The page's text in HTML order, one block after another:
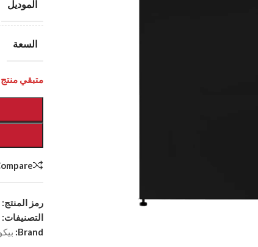
الموديل
السعة
متبقي
رمز المنتج:
التصنيفات:
Brand: